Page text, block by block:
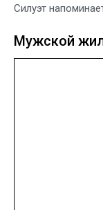
Силуэт
Мужской